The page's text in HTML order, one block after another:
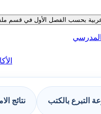
الفصل الأول في قسم ملفات
المدرسي
التبرع بالكتب نتائج